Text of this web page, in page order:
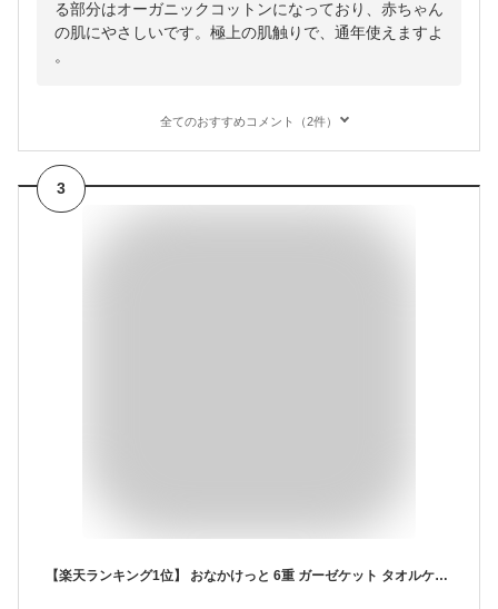
る部分はオーガニックコットンになっており、赤ちゃん
の肌にやさしいです。極上の肌触りで、通年使えますよ
。
全てのおすすめコメント（2件）
3
【楽天ランキング1位】 おなかけっと 6重 ガーゼケット タオルケット 子供 子供用 保育園 ベビー おくるみ お昼寝 春 夏 秋 綿100% 三河木綿 ガーゼ 日本製 ベビーサイズ ハーフサイズ ふわふわ 吸汗 速乾 男の子 女の子 掛け布団 お昼寝 入園準備 おしゃれ 出産祝い